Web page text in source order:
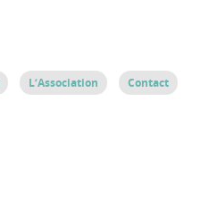
L’Association Contact